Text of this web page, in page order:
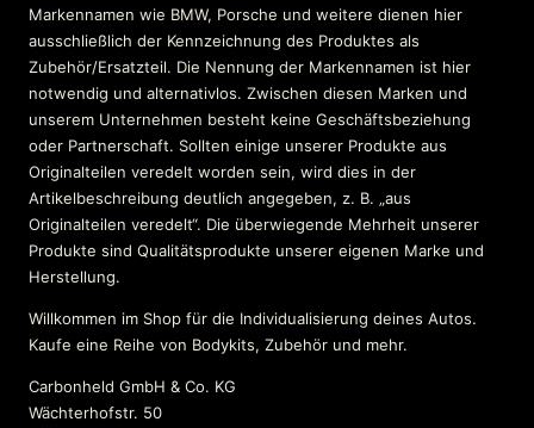
Markennamen wie BMW, Porsche und weitere dienen hier
ausschließlich der Kennzeichnung des Produktes als
Zubehör/Ersatzteil. Die Nennung der Markennamen ist hier
notwendig und alternativlos. Zwischen diesen Marken und
unserem Unternehmen besteht keine Geschäftsbeziehung
oder Partnerschaft. Sollten einige unserer Produkte aus
Originalteilen veredelt worden sein, wird dies in der
Artikelbeschreibung deutlich angegeben, z. B. „aus
Originalteilen veredelt“. Die überwiegende Mehrheit unserer
Produkte sind Qualitätsprodukte unserer eigenen Marke und
Herstellung.
Willkommen im Shop für die Individualisierung deines Autos.
Kaufe eine Reihe von Bodykits, Zubehör und mehr.
Carbonheld GmbH & Co. KG
Wächterhofstr. 50